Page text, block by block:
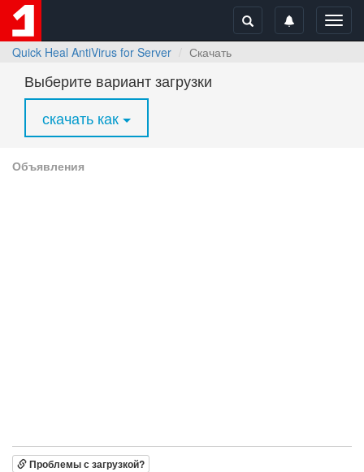
Quick Heal AntiVirus for Server
Скачать
Выберите вариант загрузки
скачать как
Объявления
Проблемы с загрузкой?